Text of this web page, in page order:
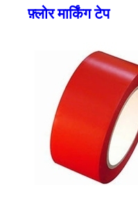
फ़्लोर मार्किंग टेप